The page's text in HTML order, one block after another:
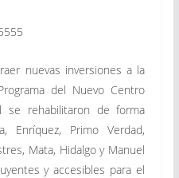
nuevas inversiones a la
del Nuevo Centro
se rehabilitaron de forma
Enríquez, Primo Verdad,
Mata, Hidalgo y Manuel
y accesibles para el